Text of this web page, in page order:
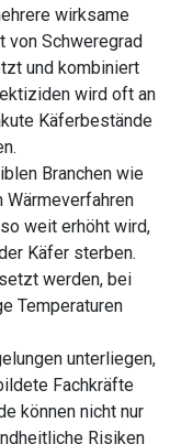
wirksame
von Schweregrad
und kombiniert
wird oft an
Käferbestände
Branchen wie
weit erhöht wird,
Käfer sterben.
werden, bei
Temperaturen
unterliegen,
Fachkräfte
können nicht nur
Risiken